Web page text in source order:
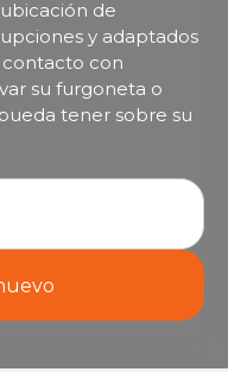
de
y adaptados
contacto con
su furgoneta o
tener sobre su